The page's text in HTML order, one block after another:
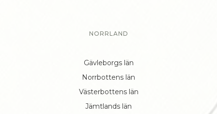
NORRLAND
Gävleborgs län
Norrbottens län
Västerbottens län
Jämtlands län